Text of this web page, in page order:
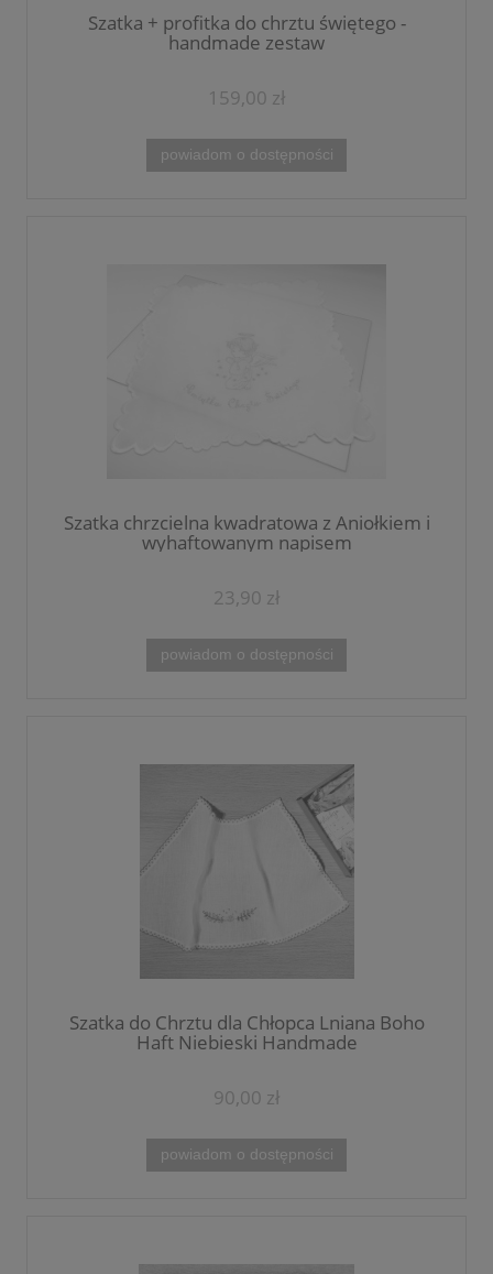
Szatka + profitka do chrztu świętego -
handmade zestaw
159,00 zł
powiadom o dostępności
Szatka chrzcielna kwadratowa z Aniołkiem i
wyhaftowanym napisem
23,90 zł
powiadom o dostępności
Szatka do Chrztu dla Chłopca Lniana Boho
Haft Niebieski Handmade
90,00 zł
powiadom o dostępności